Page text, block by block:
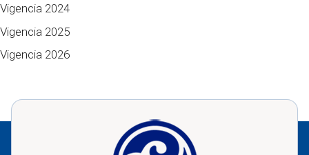
Vigencia 2024
Vigencia 2025
Vigencia 2026